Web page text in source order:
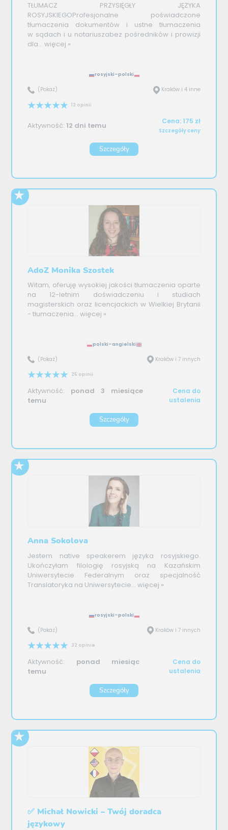
TŁUMACZ PRZYSIĘGŁY JĘZYKA
ROSYJSKIEGOProfesjonalne poświadczone
tłumaczenia dokumentów i ustne tłumaczenia
w sądach i u notariuszabez pośredników i prowizji
dla... więcej »
rosyjski–polski
(Pokaż) Kraków i 4 inne
12 opinii
Aktywność:12 dni temu Cena: 175 zł
Szczegóły ceny
Szczegóły
AdoZ Monika Szostek
Witam, oferuję wysokiej jakości tłumaczenia oparte
na 12-letnim doświadczeniu i studiach
magisterskich oraz licencjackich w Wielkiej Brytanii
- tłumaczenia... więcej »
polski–angielski
(Pokaż) Kraków i 7 innych
25 opinii
Aktywność: ponad 3 miesiące
temu
Cena do
ustalenia
Szczegóły
Anna Sokolova
Jestem native speakerem języka rosyjskiego.
Ukończyłam filologię rosyjską na Kazańskim
Uniwersytecie Federalnym oraz specjalność
Translatoryka na Uniwersytecie... więcej »
rosyjski–polski
(Pokaż) Kraków i 7 innych
32 opinie
Aktywność: ponad miesiąc
temu
Cena do
ustalenia
Szczegóły
✅ Michał Nowicki – Twój doradca
językowy